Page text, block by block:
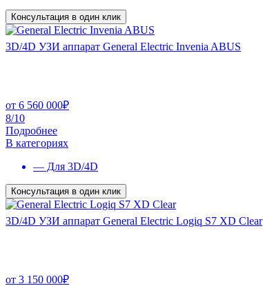
Консультация в один клик
3D/4D УЗИ аппарат General Electric Invenia ABUS
от 6 560 000₽
8/10
Подробнее
В категориях
— Для 3D/4D
Консультация в один клик
3D/4D УЗИ аппарат General Electric Logiq S7 XD Clear
от 3 150 000₽